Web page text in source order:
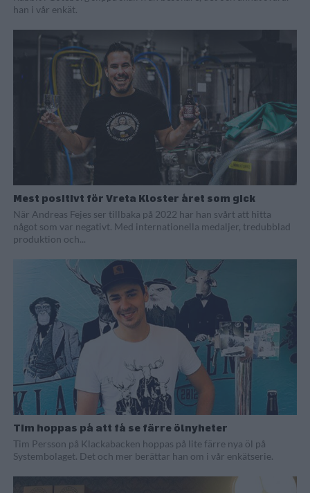
han i vår enkät.
Mest positivt för Vreta Kloster året som gick
När Andreas Fejes ser tillbaka på 2022 har han svårt att hitta
något som var negativt. Med internationella medaljer, tredubblad
produktion och...
Tim hoppas på att få se färre ölnyheter
Tim Persson på Klackabacken hoppas på lite färre nya öl på
Systembolaget. Det och mer berättar han om i vår enkätserie.